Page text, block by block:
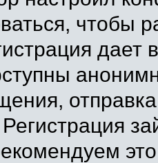
чтобы
Регистрация